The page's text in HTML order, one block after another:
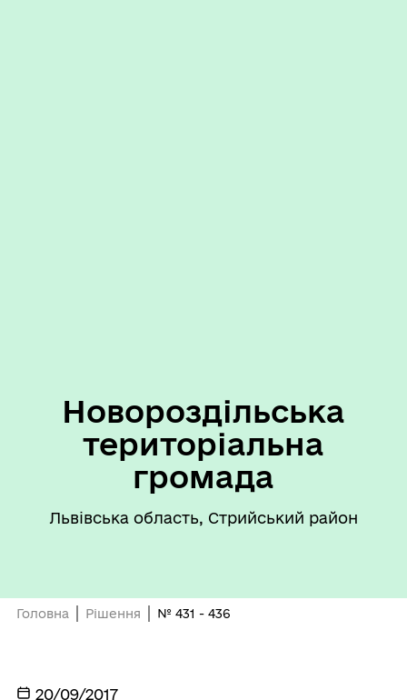
Новороздільська
територіальна
громада
Львівська область, Стрийський район
Головна Рішення № 431 - 436
20/09/2017